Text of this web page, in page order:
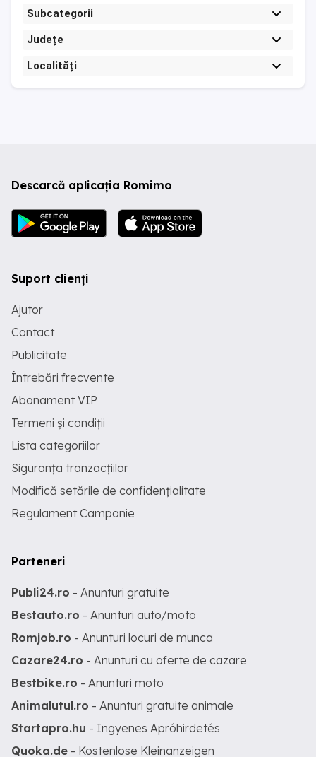
Subcategorii
Județe
Localități
Descarcă aplicația Romimo
Suport clienți
Ajutor
Contact
Publicitate
Întrebări frecvente
Abonament VIP
Termeni și condiții
Lista categoriilor
Siguranța tranzacțiilor
Modifică setările de confidențialitate
Regulament Campanie
Parteneri
Publi24.ro - Anunturi gratuite
Bestauto.ro - Anunturi auto/moto
Romjob.ro - Anunturi locuri de munca
Cazare24.ro - Anunturi cu oferte de cazare
Bestbike.ro - Anunturi moto
Animalutul.ro - Anunturi gratuite animale
Startapro.hu - Ingyenes Apróhirdetés
Quoka.de - Kostenlose Kleinanzeigen